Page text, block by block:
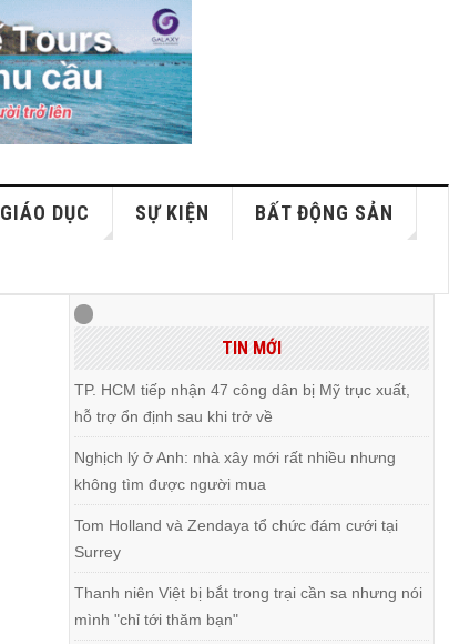
GIÁO DỤC SỰ KIỆN BẤT ĐỘNG SẢN
TIN MỚI
TP. HCM tiếp nhận 47 công dân bị Mỹ trục xuất,
hỗ trợ ổn định sau khi trở về
Nghịch lý ở Anh: nhà xây mới rất nhiều nhưng
không tìm được người mua
Tom Holland và Zendaya tổ chức đám cưới tại
Surrey
Thanh niên Việt bị bắt trong trại cần sa nhưng nói
mình "chỉ tới thăm bạn"